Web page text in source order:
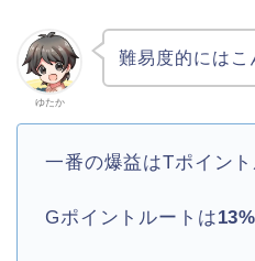
ゆたか
難易度的にはこ
一番の爆益はTポイント
Gポイントルートは